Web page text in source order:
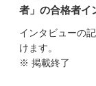
者」の合格者イ
インタビューの
けます。
※ 掲載終了